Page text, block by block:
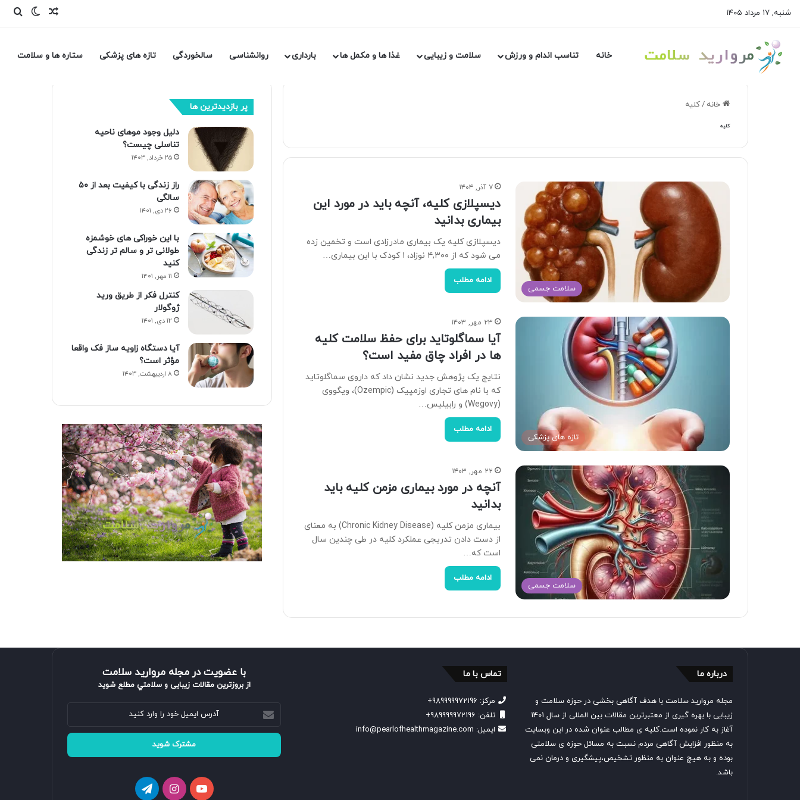
شنبه, ۱۷ مرداد ۱۴۰۵ نوشتهتغییر
خانه تناسب اندام و ورزش سلامت و زیبایی غذا ها و مکمل ها بارداری روانشناسی سالخوردگی تازه های پزشکی ستاره ها و سلامت
خانه /کلیه
کلیه
سلامت جسمی
۷ آذر, ۱۴۰۴
دیسپلازی کلیه، آنچه باید در مورد این
بیماری بدانید
دیسپلازی کلیه یک بیماری مادرزادی است و تخمین زده
می شود که از ۴,۳۰۰ نوزاد، ۱ کودک با این بیماری…
ادامه مطلب
تازه های پزشکی
۲۳ مهر, ۱۴۰۳
آیا سماگلوتاید برای حفظ سلامت کلیه
ها در افراد چاق مفید است؟
نتایج یک پژوهش جدید نشان داد که داروی سماگلوتاید
که با نام های تجاری اوزمپیک (Ozempic)، ویگووی
(Wegovy) و رابیلیس…
ادامه مطلب
سلامت جسمی
۲۲ مهر, ۱۴۰۳
آنچه در مورد بیماری مزمن کلیه باید
بدانید
بیماری مزمن کلیه (Chronic Kidney Disease) به معنای
از دست دادن تدریجی عملکرد کلیه در طی چندین سال
است که…
ادامه مطلب
پر بازدیدترین ها
دلیل وجود موهای ناحیه
تناسلی چیست؟
۲۵ خرداد, ۱۴۰۳
راز زندگی با کیفیت بعد از ۵۰
سالگی
۲۶ دی, ۱۴۰۱
با این خوراکی های خوشمزه
طولانی تر و سالم تر زندگی
کنید
۱۱ مهر, ۱۴۰۱
کنترل فکر از طریق ورید
ژوگولار
۱۲ دی, ۱۴۰۱
آیا دستگاه زاویه ساز فک واقعا
مؤثر است؟
۸ اردیبهشت, ۱۴۰۳
درباره ما
مجله مروارید سلامت با هدف آگاهی بخشی در حوزه سلامت و
زیبایی با بهره گیری از معتبرترین مقالات بین المللی از سال 1401
آغاز به کار نموده است.کلیه ی مطالب عنوان شده در این وبسایت
به منظور افزایش آگاهی مردم نسبت به مسائل حوزه ی سلامتی
بوده و به هیچ عنوان به منظور تشخیص،پیشگیری و درمان نمی
باشد.
تماس با ما
مرکز: 989999972196+
تلفن: 989999972196+
ایمیل: info@pearlofhealthmagazine.com
با عضویت در مجله مروارید سلامت
از بروزترین مقالات زیبایی و سلامتي مطلع شوید
آدرس
ایمیل
خود
وارد
یوتیوباینستاگرامتلگرام